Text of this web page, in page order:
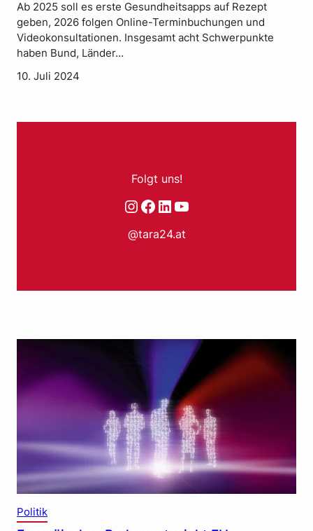
Ab 2025 soll es erste Gesundheitsapps auf Rezept
geben, 2026 folgen Online-Terminbuchungen und
Videokonsultationen. Insgesamt acht Schwerpunkte
haben Bund, Länder…
10. Juli 2024
Folgt uns!
Instagram Facebook LinkedIn YouTube
@tara24.at
Politik